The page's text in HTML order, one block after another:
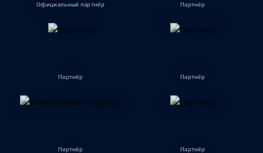
Официальный партнёр Партнёр
Партнёр Партнёр
Партнёр Партнёр